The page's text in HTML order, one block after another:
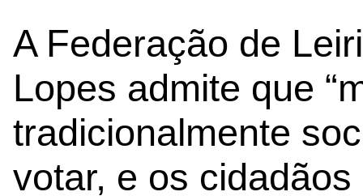
A Federação de
Lopes admite que
tradicionalmente
votar, e os